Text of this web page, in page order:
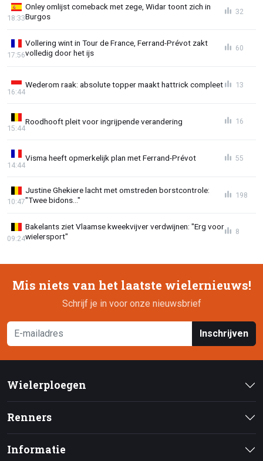
Onley omlijst comeback met zege, Widar toont zich in
Burgos
18:33
32
Vollering wint in Tour de France, Ferrand-Prévot zakt
volledig door het ijs
17:56
60
Wederom raak: absolute topper maakt hattrick compleet
16:44
13
Roodhooft pleit voor ingrijpende verandering
15:44
16
Visma heeft opmerkelijk plan met Ferrand-Prévot
14:44
55
Justine Ghekiere lacht met omstreden borstcontrole:
"Twee bidons..."
10:47
198
Bakelants ziet Vlaamse kweekvijver verdwijnen: "Erg voor
wielersport"
09:24
8
Mis niets van het laatste wielernieuws!
Schrijf je in voor onze nieuwsbrief
Inschrijven
Wielerploegen
Renners
Informatie